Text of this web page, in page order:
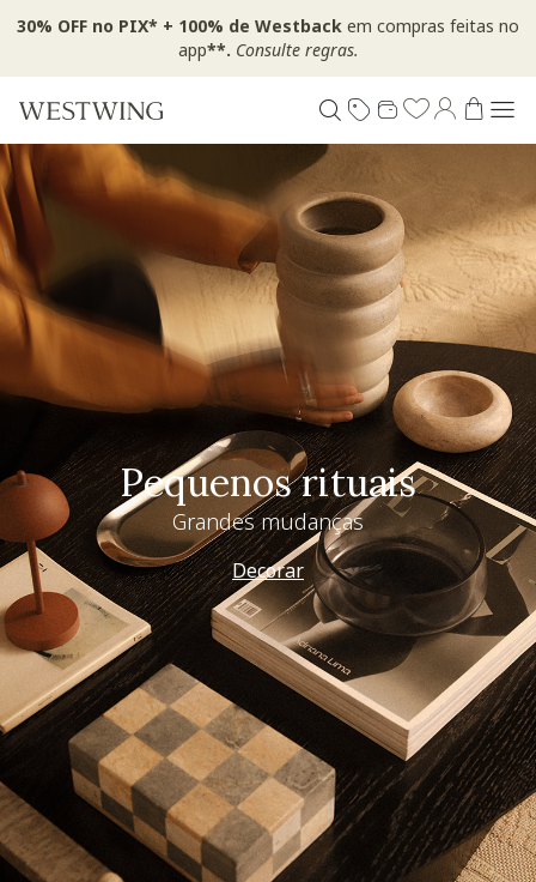
30% OFF no PIX* + 100% de Westback em compras feitas no
app**. Consulte regras.
Pequenos rituais
Grandes mudanças
Decorar